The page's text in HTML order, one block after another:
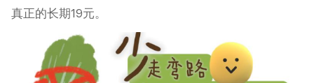
真正的长期19元。